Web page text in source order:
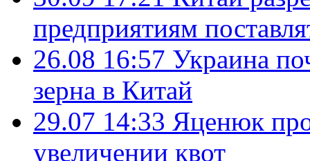
предприятиям
26.08 16:57 Украина
зерна в Китай
29.07 14:33 Яценюк
увеличении квот